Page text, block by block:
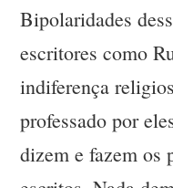
Bipolaridades
escritores como
indiferença
professado por
dizem e fazem os